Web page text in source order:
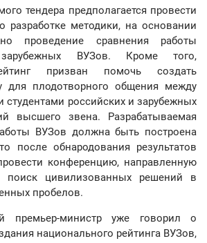
тендера предполагается провести
разработке методики, на основании
проведение сравнения работы
ВУЗов. Кроме того,
призван помочь создать
для плодотворного общения между
студентами российских и зарубежных
высшего звена. Разрабатываемая
ВУЗов должна быть построена
после обнародования результатов
конференцию, направленную
поиск цивилизованных решений в
пробелов.
премьер-министр уже говорил о
национального рейтинга ВУЗов,